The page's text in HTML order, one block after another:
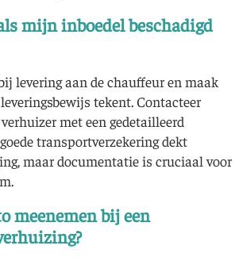
mijn inboedel beschadigd
levering aan de chauffeur en maak
tekent. Contacteer
met een gedetailleerd
transportverzekering dekt
maar documentatie is cruciaal voor
meenemen bij een